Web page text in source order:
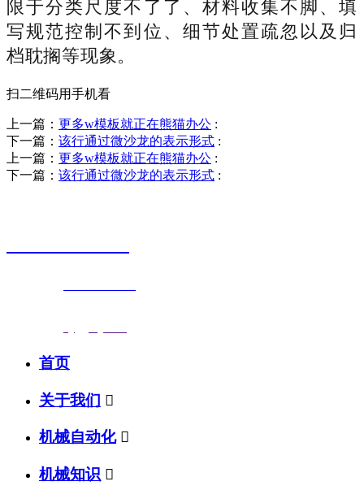
限于分类尺度不了了、材料收集不脚、填
写规范控制不到位、细节处置疏忽以及归
档耽搁等现象。
扫二维码用手机看
上一篇： 更多w模板就正在熊猫办公 :
下一篇： 该行通过微沙龙的表示形式 :
上一篇： 更多w模板就正在熊猫办公 :
下一篇： 该行通过微沙龙的表示形式 :
首页
关于我们 
机械自动化 
机械知识 